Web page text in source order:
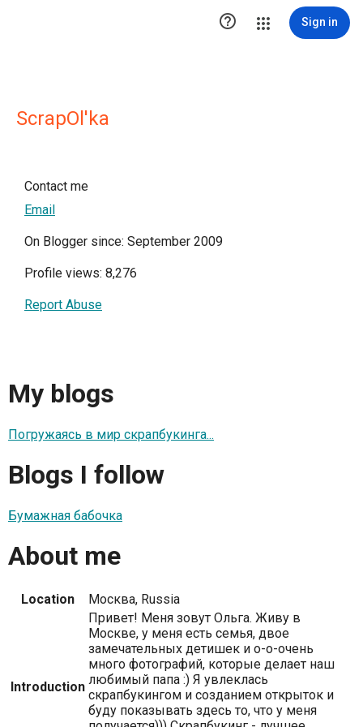
 Sign in
ScrapOl'ka
Contact me
Email
On Blogger since: September 2009
Profile views: 8,276
Report Abuse
My blogs
Погружаясь в мир скрапбукинга...
Blogs I follow
Бумажная бабочка
About me
Location Москва, Russia
Introduction
Привет! Меня зовут Ольга. Живу в
Москве, у меня есть семья, двое
замечательных детишек и о-о-очень
много фотографий, которые делает наш
любимый папа :) Я увлеклась
скрапбукингом и созданием открыток и
буду показывать здесь то, что у меня